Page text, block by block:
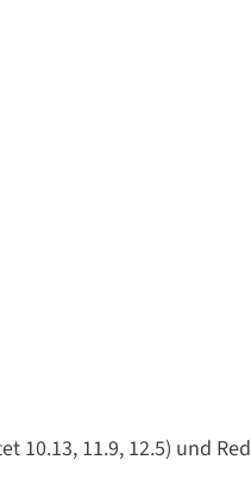
10.13, 11.9, 12.5) und Red